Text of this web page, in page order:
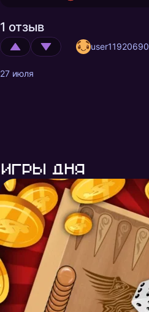
1 отзыв
user11920690
27 июля
Игры дня